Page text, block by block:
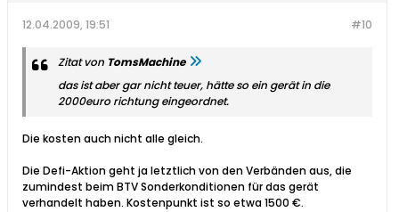
#10
12.04.2009, 19:51
Zitat von TomsMachine
das ist aber gar nicht teuer, hätte so ein gerät in die
2000euro richtung eingeordnet.
Die kosten auch nicht alle gleich.
Die Defi-Aktion geht ja letztlich von den Verbänden aus, die
zumindest beim BTV Sonderkonditionen für das gerät
verhandelt haben. Kostenpunkt ist so etwa 1500 €.